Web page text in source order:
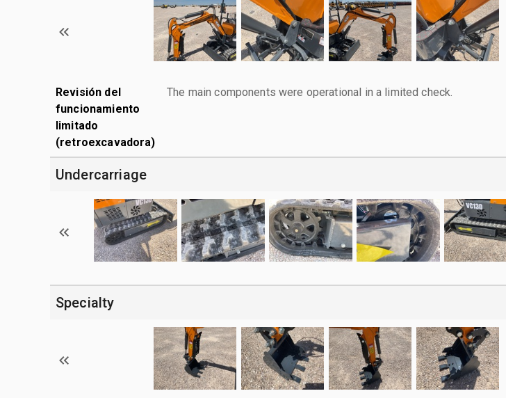
Revisión del
funcionamiento
limitado
(retroexcavadora)
The main components were operational in a limited check.
Undercarriage
Specialty